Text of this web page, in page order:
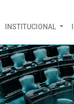
(CURRENT)
INSTITUCIONAL